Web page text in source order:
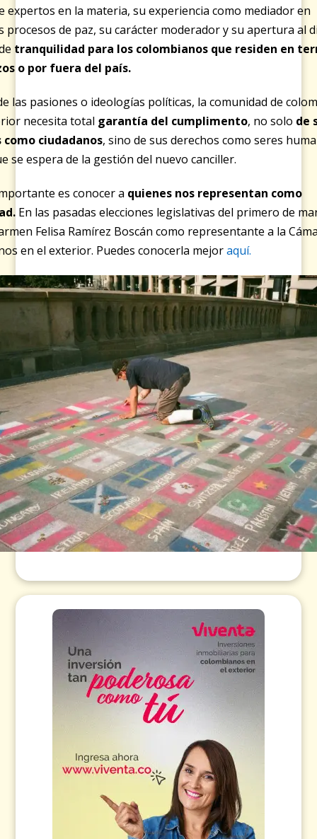
expertos en la materia, su experiencia como mediador en
procesos de paz, su carácter moderador y su apertura al
tranquilidad para los colombianos que residen en
o por fuera del país.
las pasiones o ideologías políticas, la comunidad de
necesita total garantía del cumplimento, no solo de
como ciudadanos, sino de sus derechos como seres
se espera de la gestión del nuevo canciller.
es conocer a quienes nos representan como
. En las pasadas elecciones legislativas del primero de
Felisa Ramírez Boscán como representante a la
en el exterior. Puedes conocerla mejoraquí.